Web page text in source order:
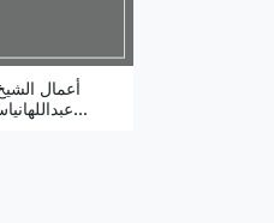
أعمال
عبداللهانياس...